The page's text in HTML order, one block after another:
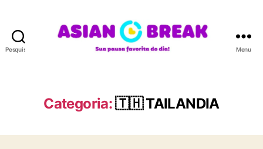
Pesquisar
A
N
R
Menu
Categoria:🇹🇭 TAILANDIA